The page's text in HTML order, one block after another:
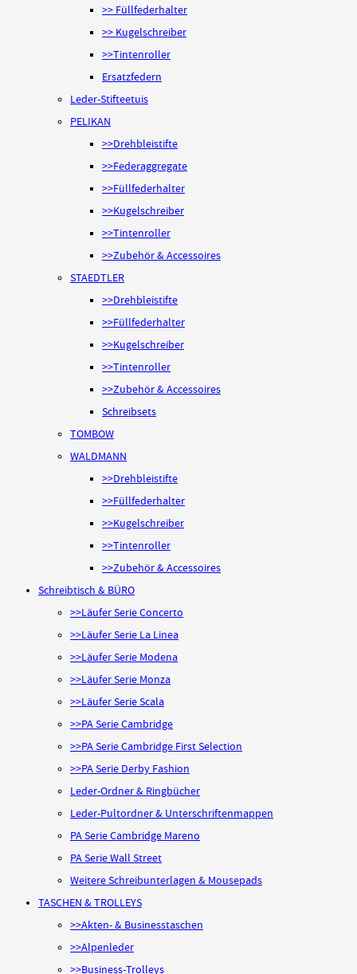
>> Füllfederhalter
>> Kugelschreiber
>>Tintenroller
Ersatzfedern
Leder-Stifteetuis
PELIKAN
>>Drehbleistifte
>>Federaggregate
>>Füllfederhalter
>>Kugelschreiber
>>Tintenroller
>>Zubehör & Accessoires
STAEDTLER
>>Drehbleistifte
>>Füllfederhalter
>>Kugelschreiber
>>Tintenroller
>>Zubehör & Accessoires
Schreibsets
TOMBOW
WALDMANN
>>Drehbleistifte
>>Füllfederhalter
>>Kugelschreiber
>>Tintenroller
>>Zubehör & Accessoires
Schreibtisch & BÜRO
>>Läufer Serie Concerto
>>Läufer Serie La Linea
>>Läufer Serie Modena
>>Läufer Serie Monza
>>Läufer Serie Scala
>>PA Serie Cambridge
>>PA Serie Cambridge First Selection
>>PA Serie Derby Fashion
Leder-Ordner & Ringbücher
Leder-Pultordner & Unterschriftenmappen
PA Serie Cambridge Mareno
PA Serie Wall Street
Weitere Schreibunterlagen & Mousepads
TASCHEN & TROLLEYS
>>Akten- & Businesstaschen
>>Alpenleder
>>Business-Trolleys